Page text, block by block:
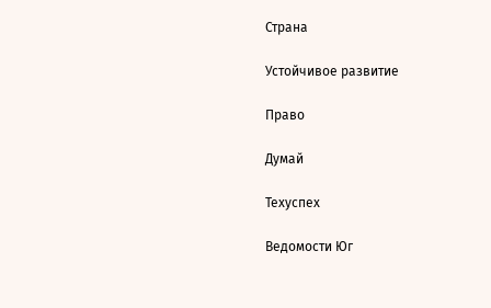
Страна
Устойчивое развитие
Право
Думай
Техуспех
Ведомости Юг